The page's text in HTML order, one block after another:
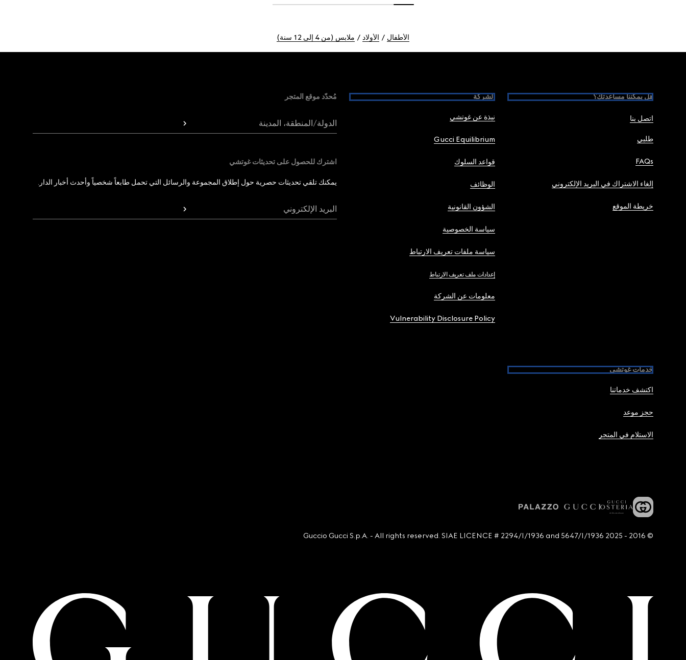
الأطفال الأولاد ملابس (من 4 إلى 12 سنة)
هل يمكننا مساعدتك؟
اتصل بنا
طلبي
FAQs
إلغاء الاشتراك في البريد الإلكتروني
خريطة الموقع
الشركة
نبذة عن غوتشي
Gucci Equilibrium
قواعد السلوك
الوظائف
الشؤون القانونية
سياسة الخصوصية
سياسة ملفات تعريف الارتباط
إعدادات ملف تعريف الارتباط
معلومات عن الشركة
Vulnerability Disclosure Policy
خدمات غوتشي
اكتشف خدماتنا
حجز موعد
الاستلام في المتجر
مُحدّد موقع المتجر
الدولة/المنطقة، المدينة
اشترك للحصول على تحديثات غوتشي
يمكنك تلقي تحديثات حصرية حول إطلاق المجموعة والرسائل التي تحمل طابعاً شخصياً وأحدث أخبار الدار.
البريد الإلكتروني
© 2016 - 2025 Guccio Gucci S.p.A. - All rights reserved. SIAE LICENCE # 2294/I/1936 and 5647/I/1936